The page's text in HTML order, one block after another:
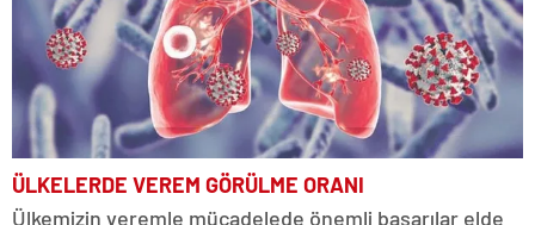
ÜLKELERDE VEREM GÖRÜLME ORANI
Ülkemizin veremle mücadelede önemli başarılar elde